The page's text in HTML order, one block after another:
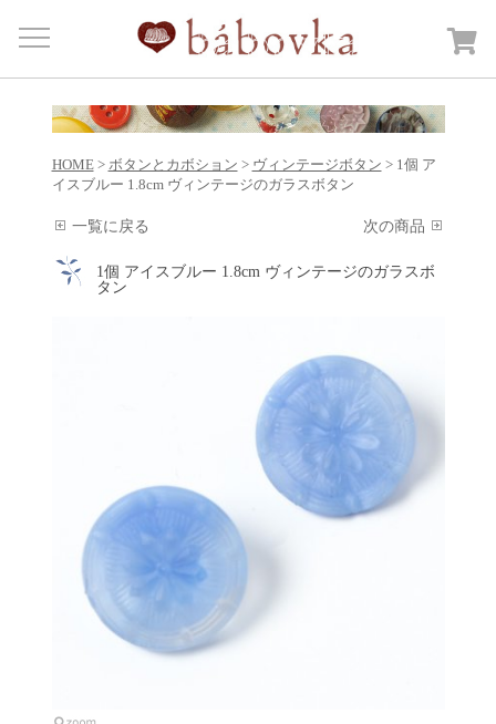
Menu
HOME
商品カテゴリーOpen submenu
カートを見る
bábovkaについて
HOME> ボタンとカボション > ヴィンテージボタン > 1個 ア
イスブルー 1.8cm ヴィンテージのガラスボタン
一覧に戻る 次の商品
1個 アイスブルー 1.8cm ヴィンテージのガラスボ
タン